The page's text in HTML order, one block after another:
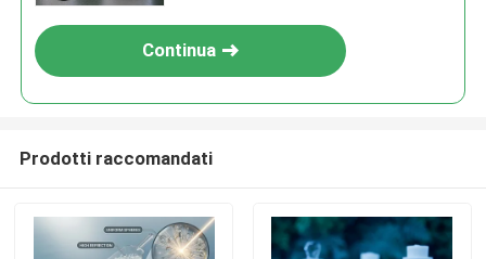
Continua
Prodotti raccomandati